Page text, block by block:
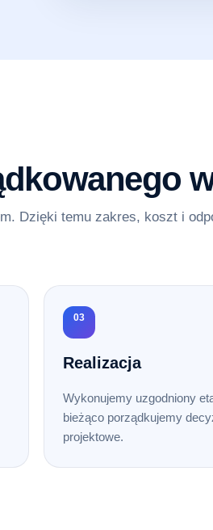
Dzięki temu zakres, koszt i
03
Realizacja
Wykonujemy uzgodniony
bieżąco porządkujemy
projektowe.